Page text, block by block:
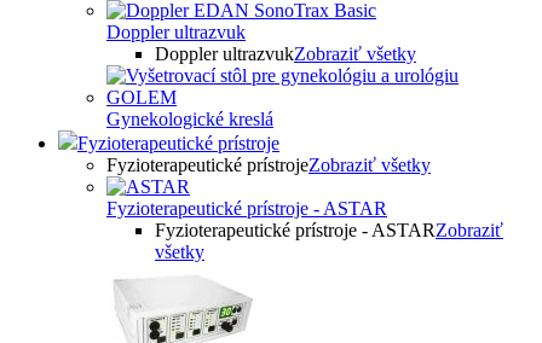
Doppler ultrazvuk
Doppler ultrazvukZobraziť všetky
Gynekologické kreslá
Fyzioterapeutické prístroje
Fyzioterapeutické prístrojeZobraziť všetky
Fyzioterapeutické prístroje - ASTAR
Fyzioterapeutické prístroje - ASTARZobraziť
všetky